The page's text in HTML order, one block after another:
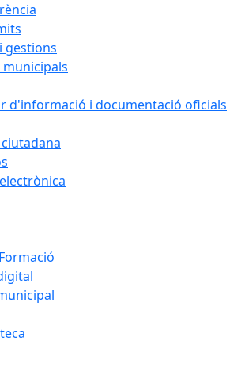
gestions
d'informació i documentació oficials